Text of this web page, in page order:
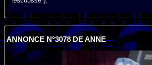
ANNONCE N°3078 DE ANNE